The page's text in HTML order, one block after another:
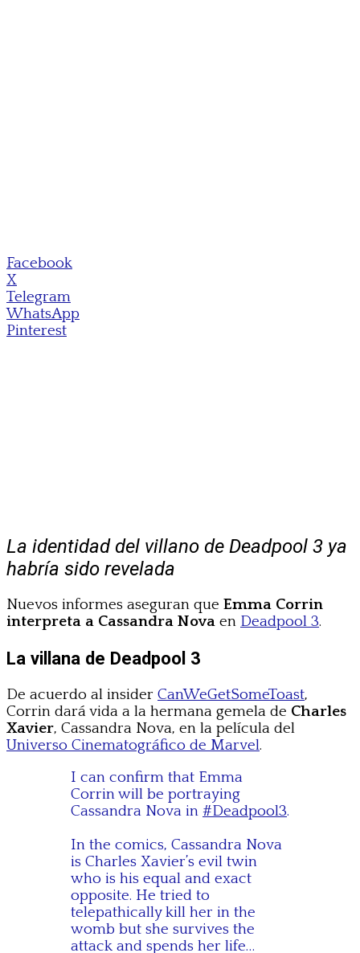
Facebook
X
Telegram
WhatsApp
Pinterest
La identidad del villano de Deadpool 3 ya
habría sido revelada
Nuevos informes aseguran que Emma Corrin
interpreta a Cassandra Nova en Deadpool 3.
La villana de Deadpool 3
De acuerdo al insider CanWeGetSomeToast,
Corrin dará vida a la hermana gemela de Charles
Xavier, Cassandra Nova, en la película del
Universo Cinematográfico de Marvel.
I can confirm that Emma
Corrin will be portraying
Cassandra Nova in #Deadpool3.
In the comics, Cassandra Nova
is Charles Xavier’s evil twin
who is his equal and exact
opposite. He tried to
telepathically kill her in the
womb but she survives the
attack and spends her life…